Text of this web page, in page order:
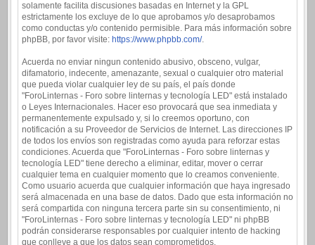
solamente facilita discusiones basadas en Internet y la GPL
estrictamente los excluye de lo que aprobamos y/o desaprobamos
como conductas y/o contenido permisible. Para más información sobre
phpBB, por favor visite: https://www.phpbb.com/.
Acuerda no enviar ningun contenido abusivo, obsceno, vulgar,
difamatorio, indecente, amenazante, sexual o cualquier otro material
que pueda violar cualquier ley de su país, el país donde
"ForoLinternas - Foro sobre linternas y tecnología LED" está instalado
o Leyes Internacionales. Hacer eso provocará que sea inmediata y
permanentemente expulsado y, si lo creemos oportuno, con
notificación a su Proveedor de Servicios de Internet. Las direcciones IP
de todos los envíos son registradas como ayuda para reforzar estas
condiciones. Acuerda que "ForoLinternas - Foro sobre linternas y
tecnología LED" tiene derecho a eliminar, editar, mover o cerrar
cualquier tema en cualquier momento que lo creamos conveniente.
Como usuario acuerda que cualquier información que haya ingresado
será almacenada en una base de datos. Dado que esta información no
será compartida con ninguna tercera parte sin su consentimiento, ni
"ForoLinternas - Foro sobre linternas y tecnología LED" ni phpBB
podrán considerarse responsables por cualquier intento de hacking
que conlleve a que los datos sean comprometidos.